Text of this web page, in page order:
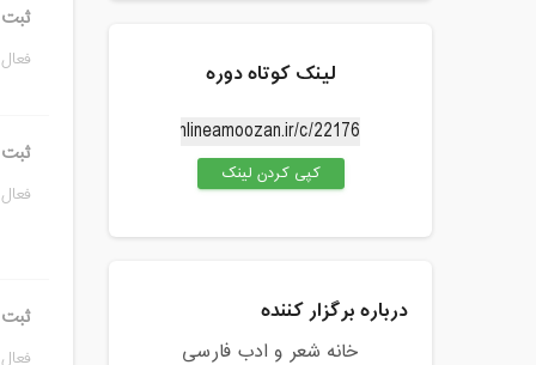
ثبت
ثبت
ثبت
لینک کوتاه دوره
کپی کردن لینک
درباره برگزار کننده
خانه شعر و ادب فارسی